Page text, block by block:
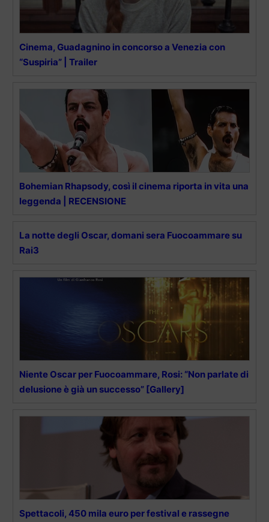
Cinema, Guadagnino in concorso a Venezia con
“Suspiria” | Trailer
Bohemian Rhapsody, così il cinema riporta in vita una
leggenda | RECENSIONE
La notte degli Oscar, domani sera Fuocoammare su
Rai3
Niente Oscar per Fuocoammare, Rosi: “Non parlate di
delusione è già un successo” [Gallery]
Spettacoli, 450 mila euro per festival e rassegne